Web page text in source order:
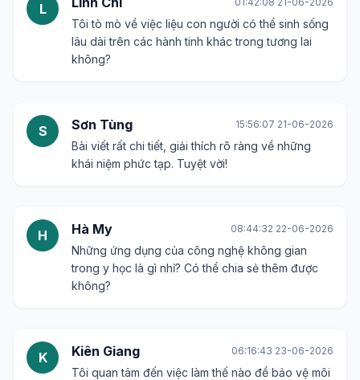
L
Tôi tò mò về việc liệu con người có thể sinh sống
lâu dài trên các hành tinh khác trong tương lai
không?
S Sơn Tùng 15:56:07 21-06-2026
Bài viết rất chi tiết, giải thích rõ ràng về những
khái niệm phức tạp. Tuyệt vời!
H Hà My 08:44:32 22-06-2026
Những ứng dụng của công nghệ không gian
trong y học là gì nhỉ? Có thể chia sẻ thêm được
không?
K Kiên Giang 06:16:43 23-06-2026
Tôi quan tâm đến việc làm thế nào để bảo vệ môi